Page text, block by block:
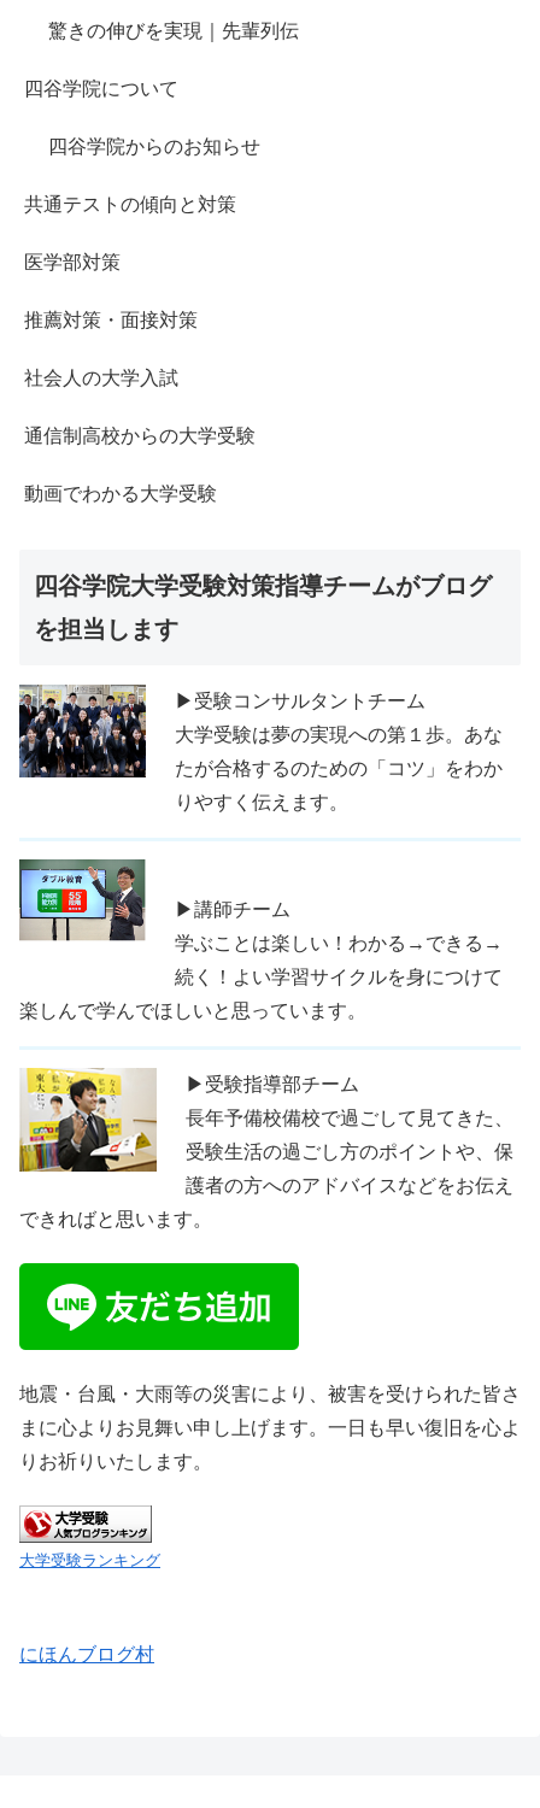
驚きの伸びを実現｜先輩列伝
四谷学院について
四谷学院からのお知らせ
共通テストの傾向と対策
医学部対策
推薦対策・面接対策
社会人の大学入試
通信制高校からの大学受験
動画でわかる大学受験
四谷学院大学受験対策指導チームがブログ
を担当します
▶受験コンサルタントチーム
大学受験は夢の実現への第１歩。あな
たが合格するのための「コツ」をわか
りやすく伝えます。
▶講師チーム
学ぶことは楽しい！わかる→できる→
続く！よい学習サイクルを身につけて
楽しんで学んでほしいと思っています。
▶受験指導部チーム
長年予備校備校で過ごして見てきた、
受験生活の過ごし方のポイントや、保
護者の方へのアドバイスなどをお伝え
できればと思います。
地震・台風・大雨等の災害により、被害を受けられた皆さ
まに心よりお見舞い申し上げます。一日も早い復旧を心よ
りお祈りいたします。
大学受験ランキング
にほんブログ村